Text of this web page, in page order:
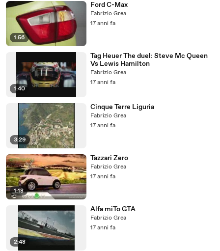
1:56
Ford C-Max
Fabrizio Grea
17 anni fa
1:40
Tag Heuer The duel: Steve Mc Queen
Vs Lewis Hamilton
Fabrizio Grea
17 anni fa
3:29
Cinque Terre Liguria
Fabrizio Grea
17 anni fa
1:18
Tazzari Zero
Fabrizio Grea
17 anni fa
2:48
Alfa miTo GTA
Fabrizio Grea
17 anni fa